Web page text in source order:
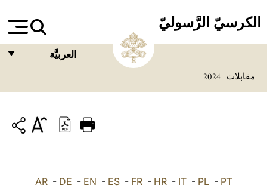
الكرسيّ الرَّسوليّ
العربيَّة
ITALIANO
مقابلات 2024
AR- DE - EN - ES- FR- HR- IT- PL- PT